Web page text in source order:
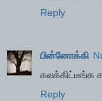
Reply
பின்னோக்கி
கலக்கிட்டீங்க
Reply